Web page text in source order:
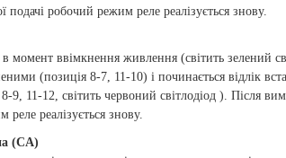
подачі робочий режим реле реалізується знову.
момент ввімкнення живлення (світить зелений
(позиція 8-7, 11-10) і починається відлік
9, 11-12, світить червоний світлодіод ). Після
реалізується знову.
(CA)